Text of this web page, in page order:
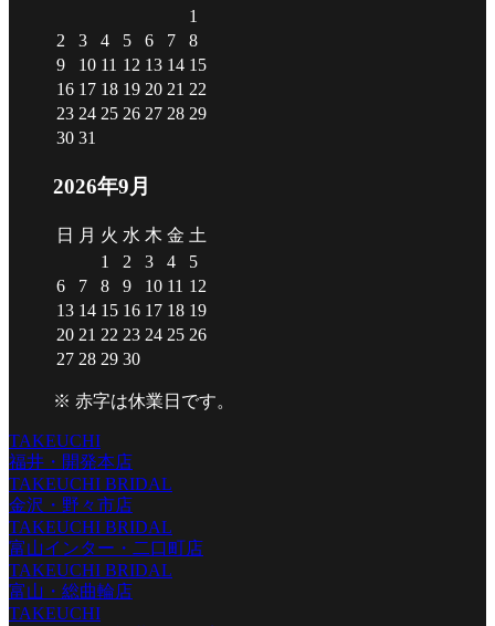
1
2
3 4 5 6 7
8
9
10 11 12 13 14 15
16 17 18 19 20 21 22
23 24 25 26 27 28 29
30 31
2026年9月
日 月 火 水 木 金 土
1
2 3 4
5
6
7 8 9 10 11 12
13 14 15 16 17 18 19
20 21 22 23 24 25 26
27 28 29 30
※ 赤字は休業日 です。
TAKEUCHI
福井・開発本店
TAKEUCHI BRIDAL
金沢・野々市店
TAKEUCHI BRIDAL
富山インター・二口町店
TAKEUCHI BRIDAL
富山・総曲輪店
TAKEUCHI